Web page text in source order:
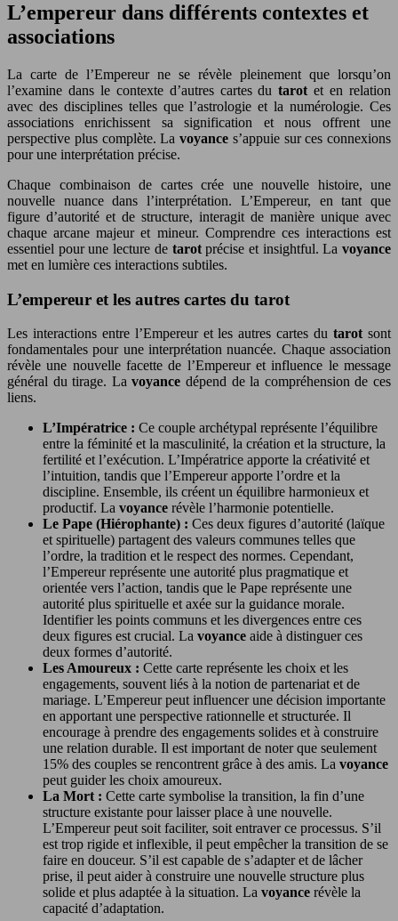
L’empereur dans différents contextes et
associations
La carte de l’Empereur ne se révèle pleinement que lorsqu’on
l’examine dans le contexte d’autres cartes dutarotet en relation
avec des disciplines telles que l’astrologie et la numérologie. Ces
associations enrichissent sa signification et nous offrent une
perspective plus complète. La voyance s’appuie sur ces connexions
pour une interprétation précise.
Chaque combinaison de cartes crée une nouvelle histoire, une
nouvelle nuance dans l’interprétation. L’Empereur, en tant que
figure d’autorité et de structure, interagit de manière unique avec
chaque arcane majeur et mineur. Comprendre ces interactions est
essentiel pour une lecture de tarotprécise et insightful. Lavoyance
met en lumière ces interactions subtiles.
L’empereur et les autres cartes du tarot
Les interactions entre l’Empereur et les autres cartes dutarotsont
fondamentales pour une interprétation nuancée. Chaque association
révèle une nouvelle facette de l’Empereur et influence le message
général du tirage. Lavoyancedépend de la compréhension de ces
liens.
L’Impératrice : Ce couple archétypal représente l’équilibre
entre la féminité et la masculinité, la création et la structure, la
fertilité et l’exécution. L’Impératrice apporte la créativité et
l’intuition, tandis que l’Empereur apporte l’ordre et la
discipline. Ensemble, ils créent un équilibre harmonieux et
productif. La voyance révèle l’harmonie potentielle.
Le Pape (Hiérophante) : Ces deux figures d’autorité (laïque
et spirituelle) partagent des valeurs communes telles que
l’ordre, la tradition et le respect des normes. Cependant,
l’Empereur représente une autorité plus pragmatique et
orientée vers l’action, tandis que le Pape représente une
autorité plus spirituelle et axée sur la guidance morale.
Identifier les points communs et les divergences entre ces
deux figures est crucial. La voyance aide à distinguer ces
deux formes d’autorité.
Les Amoureux : Cette carte représente les choix et les
engagements, souvent liés à la notion de partenariat et de
mariage. L’Empereur peut influencer une décision importante
en apportant une perspective rationnelle et structurée. Il
encourage à prendre des engagements solides et à construire
une relation durable. Il est important de noter que seulement
15% des couples se rencontrent grâce à des amis. La voyance
peut guider les choix amoureux.
La Mort : Cette carte symbolise la transition, la fin d’une
structure existante pour laisser place à une nouvelle.
L’Empereur peut soit faciliter, soit entraver ce processus. S’il
est trop rigide et inflexible, il peut empêcher la transition de se
faire en douceur. S’il est capable de s’adapter et de lâcher
prise, il peut aider à construire une nouvelle structure plus
solide et plus adaptée à la situation. La voyance révèle la
capacité d’adaptation.